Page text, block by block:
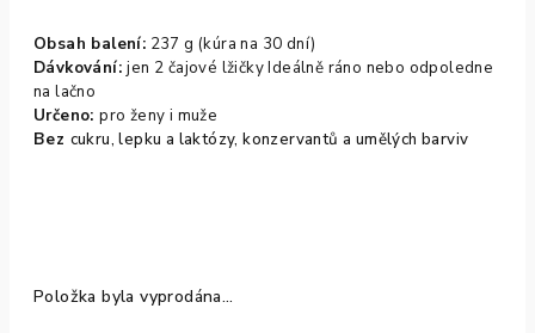
Obsah balení: 237 g (kúra na 30 dní)
Dávkování:jen 2 čajové lžičky Ideálně ráno nebo odpoledne
na lačno
Určeno:pro ženy i muže
Bez cukru, lepku a laktózy, konzervantů a umělých barviv
Položka byla vyprodána…